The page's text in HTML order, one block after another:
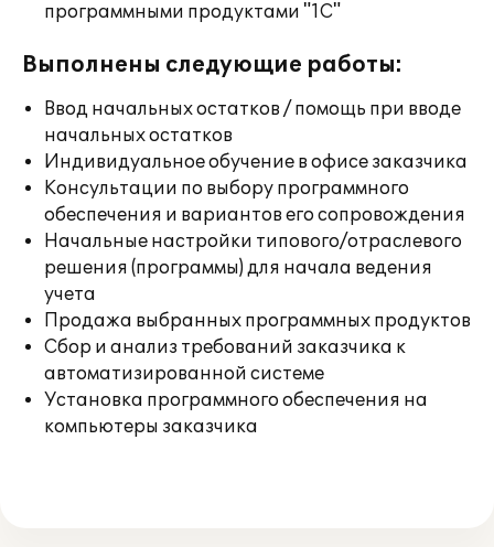
программными продуктами "1С"
Выполнены следующие работы:
Ввод начальных остатков / помощь при вводе
начальных остатков
Индивидуальное обучение в офисе заказчика
Консультации по выбору программного
обеспечения и вариантов его сопровождения
Начальные настройки типового/отраслевого
решения (программы) для начала ведения
учета
Продажа выбранных программных продуктов
Сбор и анализ требований заказчика к
автоматизированной системе
Установка программного обеспечения на
компьютеры заказчика